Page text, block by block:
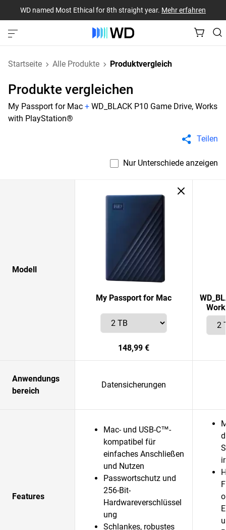
WD named Most Ethical for 8th straight year. Mehr erfahren
Startseite Alle Produkte Produktvergleich
Produkte vergleichen
My Passport for Mac + WD_BLACK P10 Game Drive, Works
with PlayStation®
Teilen
Nur Unterschiede anzeigen
Modell
My Passport for Mac
148,99 €
Anwendungs
bereich
Datensicherungen
Features
Mac- und USB-C™-
kompatibel für
einfaches Anschließen
und Nutzen
Passwortschutz und
256-Bit-
Hardwareverschlüssel
ung
Schlankes, robustes